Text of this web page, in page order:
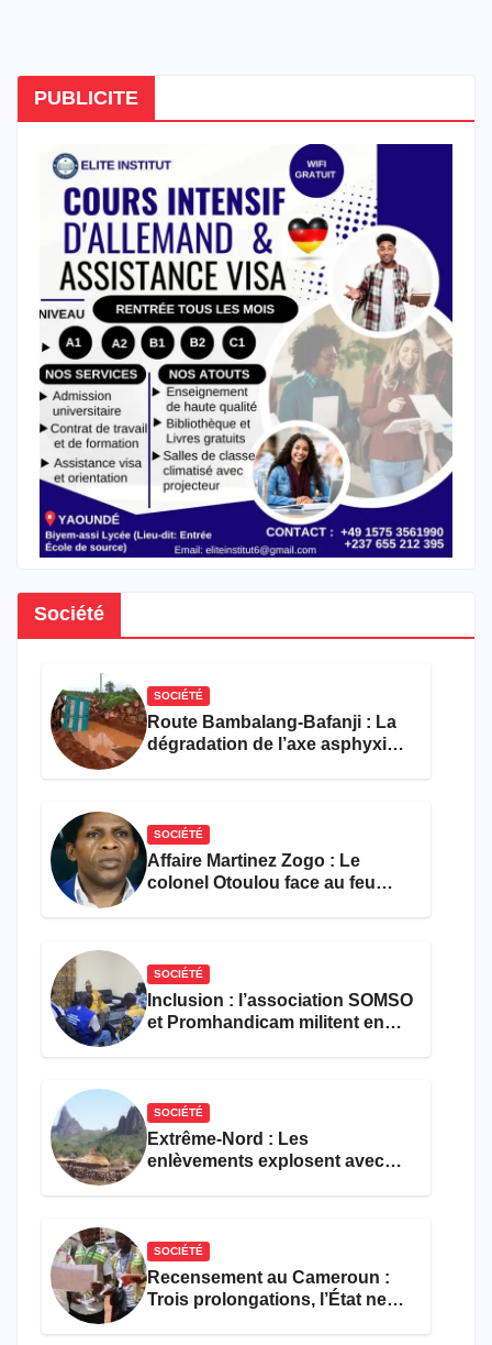
PUBLICITE
Société
SOCIÉTÉ
Route Bambalang-Bafanji : La
dégradation de l’axe asphyxie
SOCIÉTÉ
Affaire Martinez Zogo : Le
colonel Otoulou face au feu
SOCIÉTÉ
Inclusion : l’association SOMSO
et Promhandicam militent en
SOCIÉTÉ
Extrême-Nord : Les
enlèvements explosent avec
SOCIÉTÉ
Recensement au Cameroun :
Trois prolongations, l’État ne